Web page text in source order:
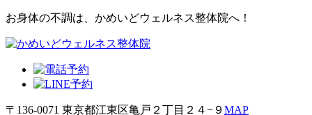
お身体の不調は、かめいどウェルネス整体院へ！
〒136-0071 東京都江東区亀戸２丁目２４−９ MAP